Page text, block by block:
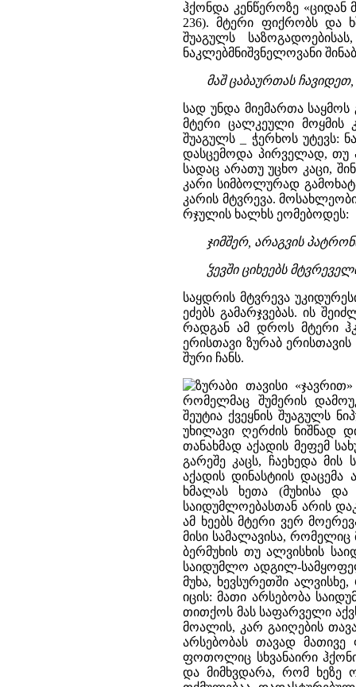
ჰქონდა კენწეროზე
236). მტერი ფიქრობს და
შუაგულს
ნაკლებმნიშვნელოვანი
მაშ ცაბაურთას
სად უნდა მიემართა
მტერი ცალკეული მოყმის
შუაგულს _ ჭერხოს უტევს:
დასცემოდა პირველად, თუ
სადაც არათუ უცხო კაცი,
კარი სიმბოლურად
კარის მტვრევა.
რჯულის ხალხს ეომებოდეს:
ჯიმშერ, არაგვის
ჴევში ციხეებს
საყდრის მტვრევა
ეძებს გამარჯვებას. ის
რადგან ამ დროს მტერი
ერისთავი ზურაბ
შური ჩანს.
ზურაბი თავისი
რომელმაც შუმერის
შეუტია ქვეყნის შუაგულს
უხილავი ღერძის ნიშნად
თანახმად აქადის მეფემ
გარეშე კაცს, ჩაეხედა
აქადის დინასტიის
ხმალას ხეთა (მუხისა
საიდუმლოებასთან არის
ამ ხეებს მტერი ვერ
მისი სამალავისა,
ბერმუხის თუ ალვისხის
საიდუმლო ადგილ-
მუხა, ხევსურეთში
იცის: მათი არსებობა
თითქოს მას საფარველი
მოალის, კარ გაიღების
არსებობას თავად
ფოთოლიც სხვანაირი
და მიმხვდარა, რომ ხეზე